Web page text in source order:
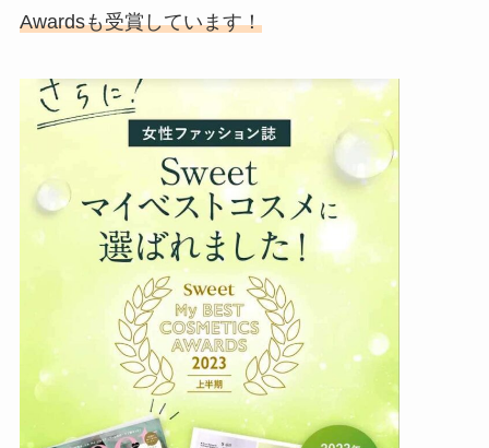
Awardsも受賞しています！